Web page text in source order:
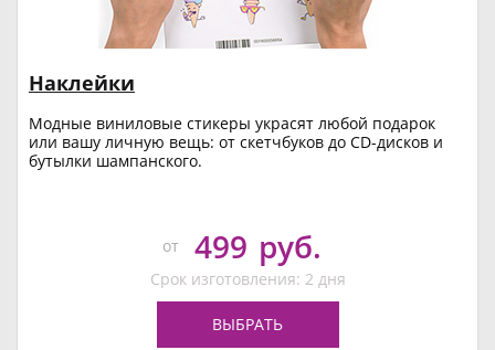
Наклейки
Модные виниловые стикеры украсят любой подарок
или вашу личную вещь: от скетчбуков до CD-дисков и
бутылки шампанского.
от 499 руб.
Срок изготовления: 2 дня
ВЫБРАТЬ